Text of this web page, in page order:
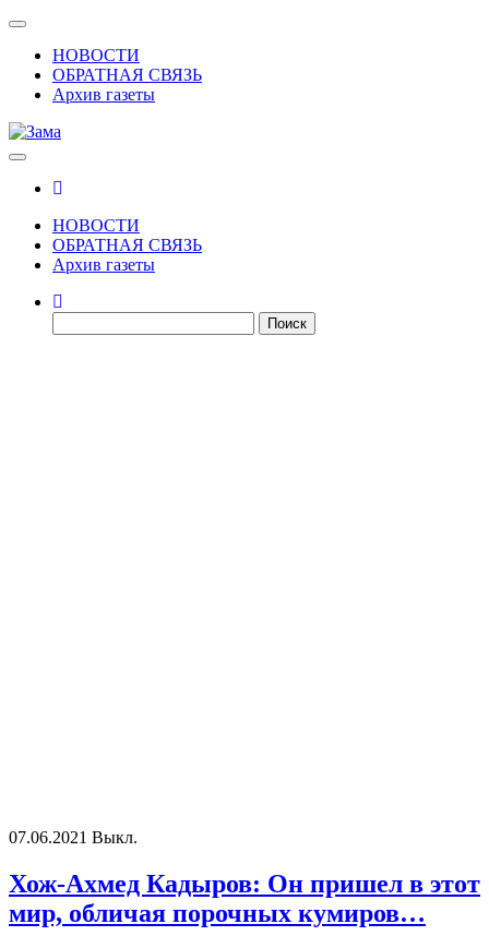
Skip
content
Показать/
Скрыть
навигацию
НОВОСТИ
ОБРАТНАЯ СВЯЗЬ
Архив газеты
Зама
НОВОСТИ
ОБРАТНАЯ СВЯЗЬ
Архив газеты
07.06.2021 Выкл.
Хож-Ахмед Кадыров: Он пришел в этот
мир, обличая порочных кумиров…